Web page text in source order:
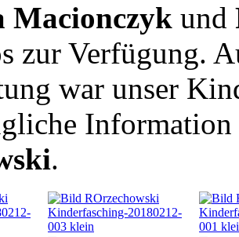
Macionczyk und
zur Verfügung.
war unser
.